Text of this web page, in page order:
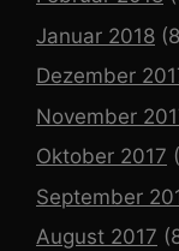
Januar 2018
Dezember
November
Oktober 2017
September
August 2017